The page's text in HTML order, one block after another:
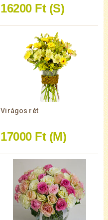
16200 Ft (S)
Virágos rét
17000 Ft (M)